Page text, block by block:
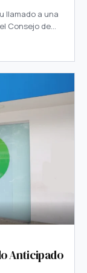
llamado a una
Consejo de…
Anticipado